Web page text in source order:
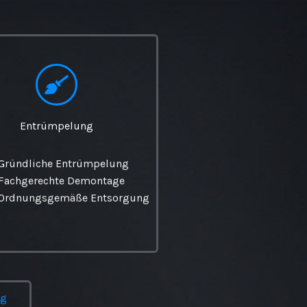
Entrümpelung
Entrümpelung
Demontage
Entsorgung